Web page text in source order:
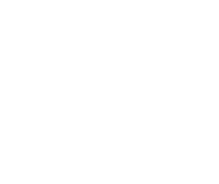
e entretenimento familiar